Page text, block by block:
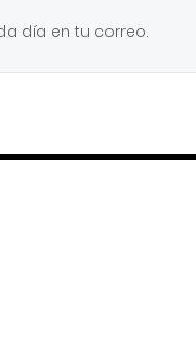
día en tu correo.